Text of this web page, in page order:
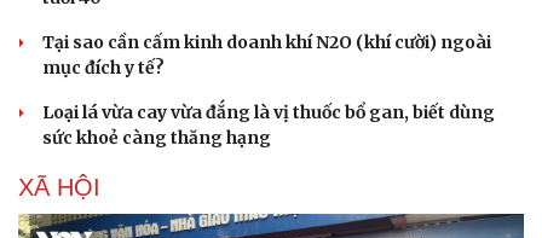
Tại sao cần cấm kinh doanh khí N2O (khí cười) ngoài
mục đích y tế?
Loại lá vừa cay vừa đắng là vị thuốc bổ gan, biết dùng
sức khoẻ càng thăng hạng
XÃ HỘI